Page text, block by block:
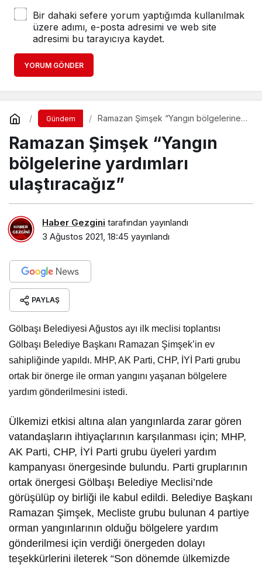
Bir dahaki sefere yorum yaptığımda kullanılmak
üzere adımı, e-posta adresimi ve web site
adresimi bu tarayıcıya kaydet.
YORUM GÖNDER
Gündem
Ramazan Şimşek “Yangın bölgelerine
Ramazan Şimşek “Yangın
bölgelerine yardımları
ulaştıracağız”
Haber Gezgini tarafından yayınlandı
3 Ağustos 2021, 18:45 yayınlandı
PAYLAŞ
Gölbaşı Belediyesi Ağustos ayı ilk meclisi toplantısı
Gölbaşı Belediye Başkanı Ramazan Şimşek’in ev
sahipliğinde yapıldı. MHP, AK Parti, CHP, İYİ Parti grubu
ortak bir önerge ile orman yangını yaşanan bölgelere
yardım gönderilmesini istedi.
Ülkemizi etkisi altına alan yangınlarda zarar gören
vatandaşların ihtiyaçlarının karşılanması için; MHP,
AK Parti, CHP, İYİ Parti grubu üyeleri yardım
kampanyası önergesinde bulundu. Parti gruplarının
ortak önergesi Gölbaşı Belediye Meclisi’nde
görüşülüp oy birliği ile kabul edildi. Belediye Başkanı
Ramazan Şimşek, Mecliste grubu bulunan 4 partiye
orman yangınlarının olduğu bölgelere yardım
gönderilmesi için verdiği önergeden dolayı
teşekkürlerini ileterek “Son dönemde ülkemizde